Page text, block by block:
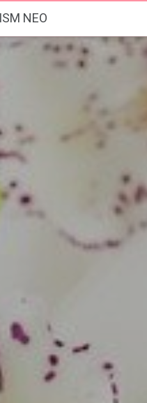
NEO